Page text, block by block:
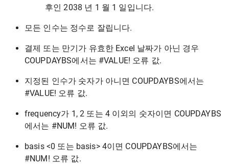
후인 2038 년 1 월 1 일입니다.
모든 인수는 정수로 잘립니다.
결제 또는 만기가 유효한 Excel 날짜가 아닌 경우
COUPDAYBS에서는 #VALUE! 오류 값.
지정된 인수가 숫자가 아니면 COUPDAYBS에서는
#VALUE! 오류 값.
frequency가 1, 2 또는 4 이외의 숫자이면 COUPDAYBS
에서는 #NUM! 오류 값.
basis <0 또는 basis> 4이면 COUPDAYBS에서는
#NUM! 오류 값.